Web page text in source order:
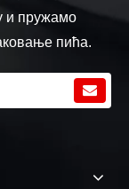
и пружамо
пића.